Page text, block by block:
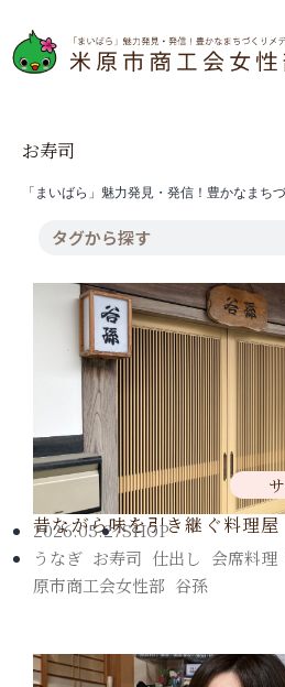
お寿司
「まいばら」魅力発見・発信！豊かなまち
昔ながら味を引き継ぐ料理屋
2026.05.27SHOP
うなぎ お寿司 仕出し 会席料理
原市商工会女性部 谷孫